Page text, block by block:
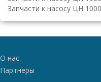
Запчасти к насосу ЦН
О нас
Партнеры